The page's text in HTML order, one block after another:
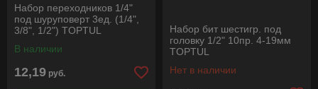
Набор переходников 1/4"
под шуруповерт 3ед. (1/4",
3/8", 1/2") TOPTUL
В наличии
12,19 руб.
Набор бит шестигр. под
головку 1/2" 10пр. 4-19мм
TOPTUL
Нет в наличии